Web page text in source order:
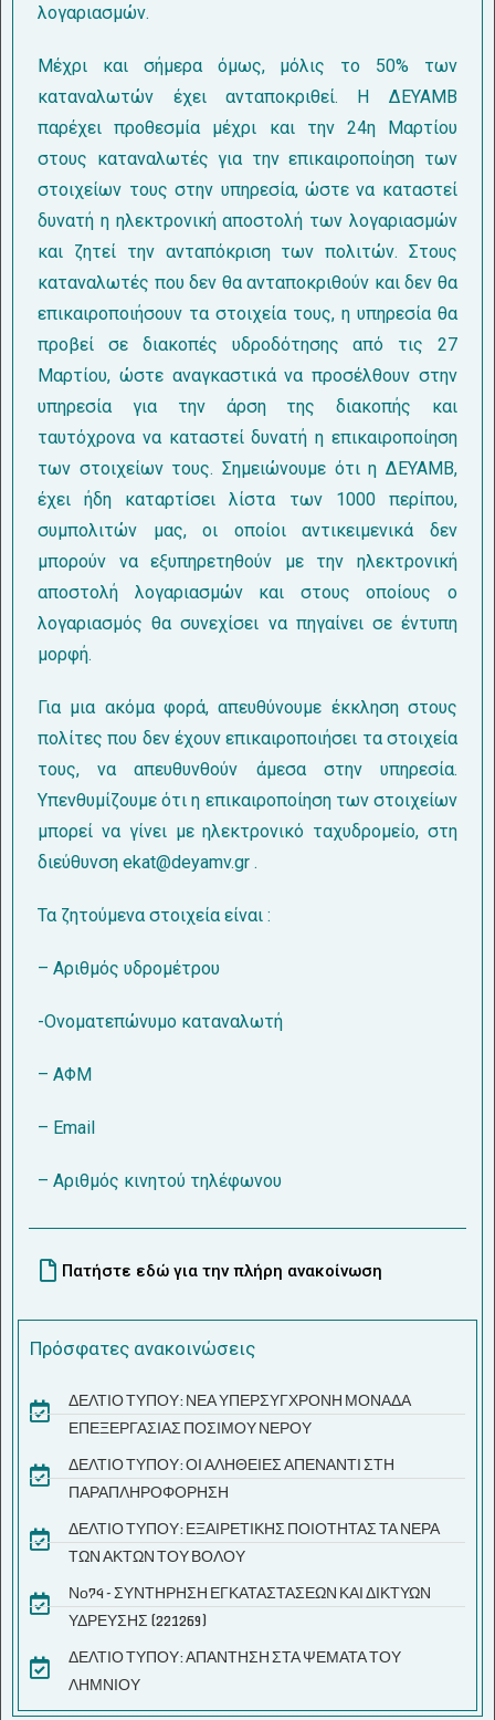
λογαριασμών.
Μέχρι και σήμερα όμως, μόλις το 50% των
καταναλωτών έχει ανταποκριθεί. Η ΔΕΥΑΜΒ
παρέχει προθεσμία μέχρι και την 24η Μαρτίου
στους καταναλωτές για την επικαιροποίηση των
στοιχείων τους στην υπηρεσία, ώστε να καταστεί
δυνατή η ηλεκτρονική αποστολή των λογαριασμών
και ζητεί την ανταπόκριση των πολιτών. Στους
καταναλωτές που δεν θα ανταποκριθούν και δεν θα
επικαιροποιήσουν τα στοιχεία τους, η υπηρεσία θα
προβεί σε διακοπές υδροδότησης από τις 27
Μαρτίου, ώστε αναγκαστικά να προσέλθουν στην
υπηρεσία για την άρση της διακοπής και
ταυτόχρονα να καταστεί δυνατή η επικαιροποίηση
των στοιχείων τους. Σημειώνουμε ότι η ΔΕΥΑΜΒ,
έχει ήδη καταρτίσει λίστα των 1000 περίπου,
συμπολιτών μας, οι οποίοι αντικειμενικά δεν
μπορούν να εξυπηρετηθούν με την ηλεκτρονική
αποστολή λογαριασμών και στους οποίους ο
λογαριασμός θα συνεχίσει να πηγαίνει σε έντυπη
μορφή.
Για μια ακόμα φορά, απευθύνουμε έκκληση στους
πολίτες που δεν έχουν επικαιροποιήσει τα στοιχεία
τους, να απευθυνθούν άμεσα στην υπηρεσία.
Υπενθυμίζουμε ότι η επικαιροποίηση των στοιχείων
μπορεί να γίνει με ηλεκτρονικό ταχυδρομείο, στη
διεύθυνση ekat@deyamv.gr .
Τα ζητούμενα στοιχεία είναι :
– Αριθμός υδρομέτρου
-Ονοματεπώνυμο καταναλωτή
– ΑΦΜ
– Email
– Aριθμός κινητού τηλέφωνου
Πατήστε εδώ για την πλήρη ανακοίνωση
Πρόσφατες ανακοινώσεις
ΔΕΛΤΙΟ ΤΥΠΟΥ: ΝΕΑ ΥΠΕΡΣΥΓΧΡΟΝΗ ΜΟΝΑΔΑ
ΕΠΕΞΕΡΓΑΣΙΑΣ ΠΟΣΙΜΟΥ ΝΕΡΟΥ
ΔΕΛΤΙΟ ΤΥΠΟΥ: ΟΙ ΑΛΗΘΕΙΕΣ ΑΠΕΝΑΝΤΙ ΣΤΗ
ΠΑΡΑΠΛΗΡΟΦΟΡΗΣΗ
ΔΕΛΤΙΟ ΤΥΠΟΥ: ΕΞΑΙΡΕΤΙΚΗΣ ΠΟΙΟΤΗΤΑΣ ΤΑ ΝΕΡΑ
ΤΩΝ ΑΚΤΩΝ ΤΟΥ ΒΟΛΟΥ
Νο74 - ΣΥΝΤΗΡΗΣΗ ΕΓΚΑΤΑΣΤΑΣΕΩΝ ΚΑΙ ΔΙΚΤΥΩΝ
ΥΔΡΕΥΣΗΣ (221269)
ΔΕΛΤΙΟ ΤΥΠΟΥ: ΑΠΑΝΤΗΣΗ ΣΤΑ ΨΕΜΑΤΑ ΤΟΥ
ΛΗΜΝΙΟΥ